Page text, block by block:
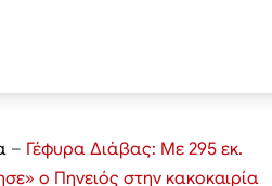
– Γέφυρα Διάβας: Με 295 εκ.
ο Πηνειός στην κακοκαιρία